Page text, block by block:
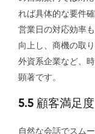
れば具体的な要件
営業日の対応効率
向上し、商機の取
外資系企業など、
顕著です。
5.5 顧客満足
自然な会話でスム